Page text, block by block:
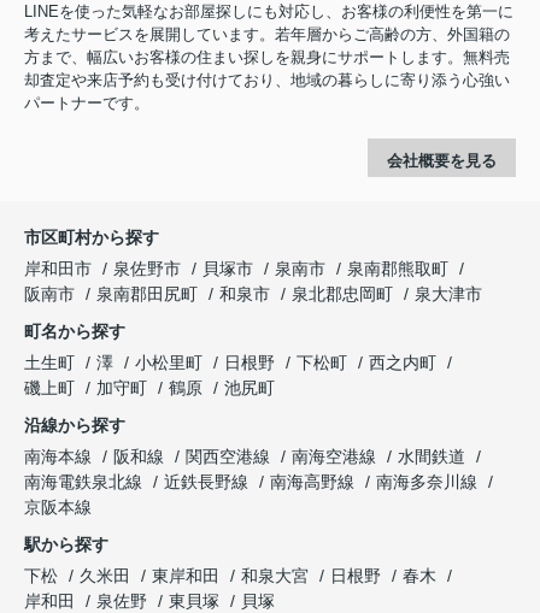
LINEを使った気軽なお部屋探しにも対応し、お客様の利便性を第一に
考えたサービスを展開しています。若年層からご高齢の方、外国籍の
方まで、幅広いお客様の住まい探しを親身にサポートします。無料売
却査定や来店予約も受け付けており、地域の暮らしに寄り添う心強い
パートナーです。
会社概要を見る
市区町村から探す
岸和田市
泉佐野市 貝塚市 泉南市
泉南郡熊取町
阪南市
泉南郡田尻町 和泉市 泉北郡忠岡町
泉大津市
町名から探す
土生町
澤 小松里町 日根野 下松町
西之内町
磯上町
加守町 鶴原
池尻町
沿線から探す
南海本線
阪和線 関西空港線 南海空港線
水間鉄道
南海電鉄泉北線
近鉄長野線 南海高野線
南海多奈川線
京阪本線
駅から探す
下松
久米田 東岸和田 和泉大宮 日根野
春木
岸和田
泉佐野 東貝塚 貝塚